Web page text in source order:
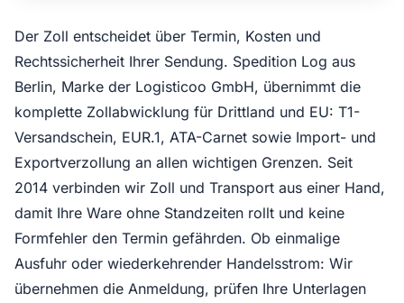
Der Zoll entscheidet über Termin, Kosten und
Rechtssicherheit Ihrer Sendung. Spedition Log aus
Berlin, Marke der Logisticoo GmbH, übernimmt die
komplette Zollabwicklung für Drittland und EU: T1-
Versandschein, EUR.1, ATA-Carnet sowie Import- und
Exportverzollung an allen wichtigen Grenzen. Seit
2014 verbinden wir Zoll und Transport aus einer Hand,
damit Ihre Ware ohne Standzeiten rollt und keine
Formfehler den Termin gefährden. Ob einmalige
Ausfuhr oder wiederkehrender Handelsstrom: Wir
übernehmen die Anmeldung, prüfen Ihre Unterlagen